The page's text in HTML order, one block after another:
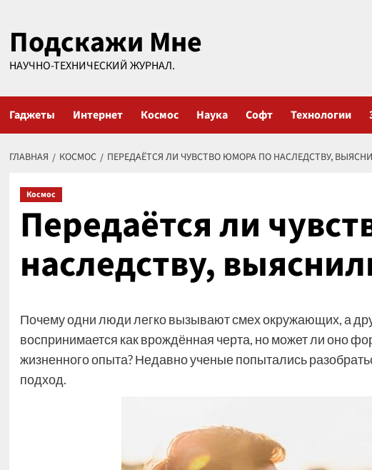
содержимому
Подскажи Мне
НАУЧНО-ТЕХНИЧЕСКИЙ ЖУРНАЛ.
Гаджеты Интернет Космос Наука Софт Технологии
ГЛАВНАЯ КОСМОС ПЕРЕДАЁТСЯ ЛИ ЧУВСТВО ЮМОРА ПО НАСЛЕДСТВУ,
Космос
Передаётся ли
наследству,
Почему одни люди легко вызывают смех окружающих, а
воспринимается как врождённая черта, но может ли оно
жизненного опыта? Недавно ученые попытались
подход.